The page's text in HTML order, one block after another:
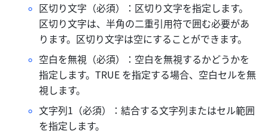
区切り文字（必須）：区切り文字を指定します。
区切り文字は、半角の二重引用符で囲む必要があ
ります。区切り文字は空にすることができます。
空白を無視（必須）：空白を無視するかどうかを
指定します。TRUE を指定する場合、空白セルを無
視します。
文字列1（必須）：結合する文字列またはセル範囲
を指定します。